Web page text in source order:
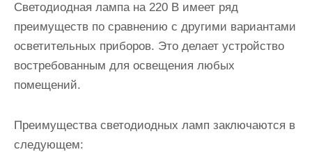
Светодиодная лампа на 220 В имеет ряд
преимуществ по сравнению с другими вариантами
осветительных приборов. Это делает устройство
востребованным для освещения любых
помещений.
Преимущества светодиодных ламп заключаются в
следующем: